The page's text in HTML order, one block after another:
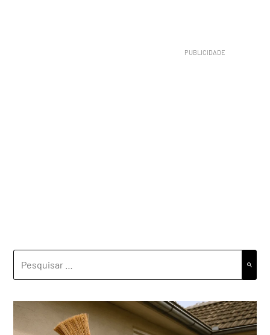
POR: